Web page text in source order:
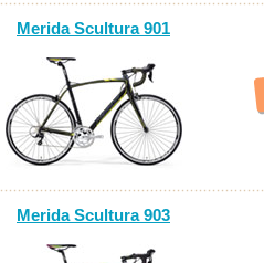
Merida Scultura 901
Merida Scultura 903